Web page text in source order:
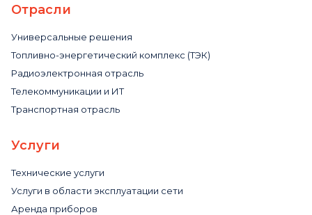
Отрасли
Универсальные решения
Топливно-энергетический комплекс (ТЭК)
Радиоэлектронная отрасль
Телекоммуникации и ИТ
Транспортная отрасль
Услуги
Технические услуги
Услуги в области эксплуатации сети
Аренда приборов